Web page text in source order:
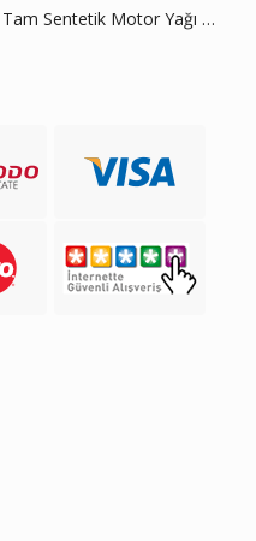
Gemaoil Formula S Tam Sentetik Motor Yağı ECS 5W-30